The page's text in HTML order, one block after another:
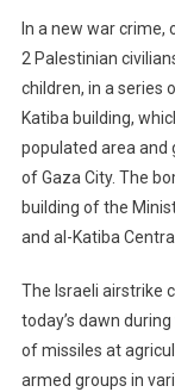
In a new war crime,
2 Palestinian
children, in a series
Katiba building,
populated area and
of Gaza City. The
building of the
and al-Katiba
The Israeli airstrike
today’s dawn
of missiles at
armed groups in